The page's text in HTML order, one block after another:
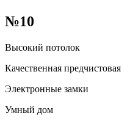
№10
Высокий потолок
Качественная предчистовая
Электронные замки
Умный дом